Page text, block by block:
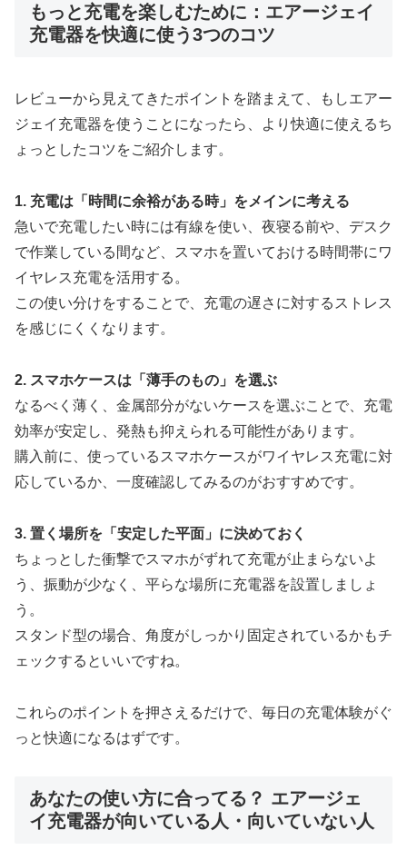
もっと充電を楽しむために：エアージェイ
充電器を快適に使う3つのコツ
レビューから見えてきたポイントを踏まえて、もしエアー
ジェイ充電器を使うことになったら、より快適に使えるち
ょっとしたコツをご紹介します。
1. 充電は「時間に余裕がある時」をメインに考える
急いで充電したい時には有線を使い、夜寝る前や、デスク
で作業している間など、スマホを置いておける時間帯にワ
イヤレス充電を活用する。
この使い分けをすることで、充電の遅さに対するストレス
を感じにくくなります。
2. スマホケースは「薄手のもの」を選ぶ
なるべく薄く、金属部分がないケースを選ぶことで、充電
効率が安定し、発熱も抑えられる可能性があります。
購入前に、使っているスマホケースがワイヤレス充電に対
応しているか、一度確認してみるのがおすすめです。
3. 置く場所を「安定した平面」に決めておく
ちょっとした衝撃でスマホがずれて充電が止まらないよ
う、振動が少なく、平らな場所に充電器を設置しましょ
う。
スタンド型の場合、角度がしっかり固定されているかもチ
ェックするといいですね。
これらのポイントを押さえるだけで、毎日の充電体験がぐ
っと快適になるはずです。
あなたの使い方に合ってる？ エアージェ
イ充電器が向いている人・向いていない人